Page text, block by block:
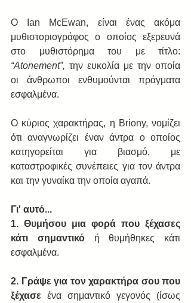
Ο Ian McEwan, είναι ένας ακόμα
μυθιστοριογράφος ο οποίος εξερευνά
“Atonement”, την ευκολία με την οποία
οι άνθρωποι ενθυμούνται πράγματα
εσφαλμένα.
Ο κύριος χαρακτήρας, η Briony, νομίζει
ότι αναγνωρίζει έναν άντρα ο οποίος
κατηγορείται για βιασμό, με
καταστροφικές συνέπειες για τον άντρα
και την γυναίκα την οποία αγαπά.
Γι' αυτό...
1. Θυμήσου μια φορά που ξέχασες
κάτι σημαντικό ή θυμήθηκες κάτι
εσφαλμένα.
2. Γράψε για τον χαρακτήρα σου που
ξέχασε ένα σημαντικό γεγονός (ίσως